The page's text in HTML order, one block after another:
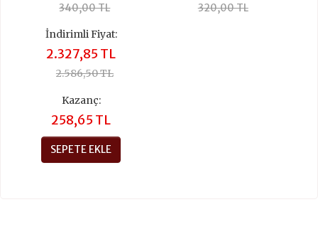
340,00 TL 320,00 TL
İndirimli Fiyat:
2.327,85 TL
2.586,50 TL
Kazanç:
258,65 TL
SEPETE EKLE